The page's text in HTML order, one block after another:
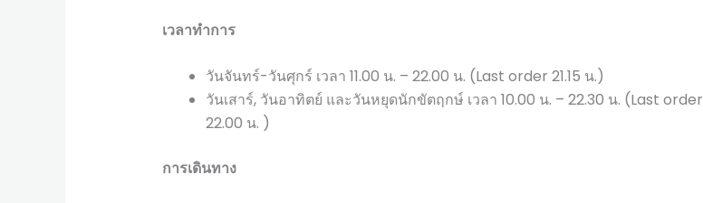
เวลาทำการ
วันจันทร์-วันศุกร์ เวลา 11.00 น. – 22.00 น. (Last order 21.15 น.)
วันเสาร์, วันอาทิตย์ และวันหยุดนักขัตฤกษ์ เวลา 10.00 น. – 22.30 น. (Last order
22.00 น. )
การเดินทาง